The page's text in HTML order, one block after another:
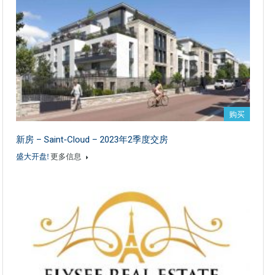
购买
新房 – Saint-Cloud – 2023年2季度交房
盛大开盘!更多信息